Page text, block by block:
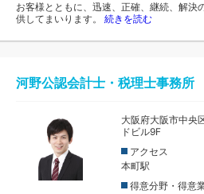
お客様とともに、迅速、正確、継続、解決
供してまいります。 続きを読む
河野公認会計士・税理士事務所
大阪府大阪市中央
ドビル9F
アクセス
本町駅
得意分野・得意